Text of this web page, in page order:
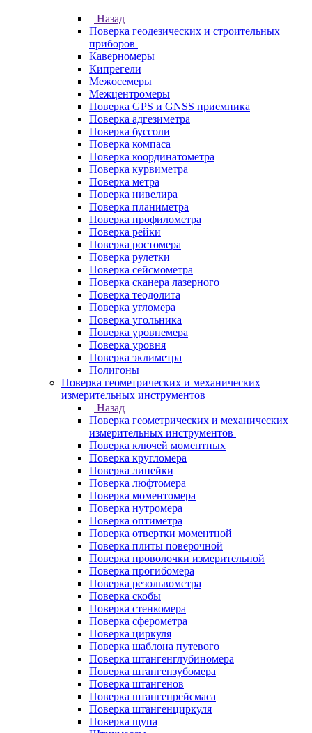
Назад
Поверка геодезических и строительных
приборов
Каверномеры
Кипрегели
Межосемеры
Межцентромеры
Поверка GPS и GNSS приемника
Поверка адгезиметра
Поверка буссоли
Поверка компаса
Поверка координатометра
Поверка курвиметра
Поверка метра
Поверка нивелира
Поверка планиметра
Поверка профилометра
Поверка рейки
Поверка ростомера
Поверка рулетки
Поверка сейсмометра
Поверка сканера лазерного
Поверка теодолита
Поверка угломера
Поверка угольника
Поверка уровнемера
Поверка уровня
Поверка эклиметра
Полигоны
Поверка геометрических и механических
измерительных инструментов
Назад
Поверка геометрических и механических
измерительных инструментов
Поверка ключей моментных
Поверка кругломера
Поверка линейки
Поверка люфтомера
Поверка моментомера
Поверка нутромера
Поверка оптиметра
Поверка отвертки моментной
Поверка плиты поверочной
Поверка проволочки измерительной
Поверка прогибомера
Поверка резольвометра
Поверка скобы
Поверка стенкомера
Поверка сферометра
Поверка циркуля
Поверка шаблона путевого
Поверка штангенглубиномера
Поверка штангензубомера
Поверка штангенов
Поверка штангенрейсмаса
Поверка штангенциркуля
Поверка щупа